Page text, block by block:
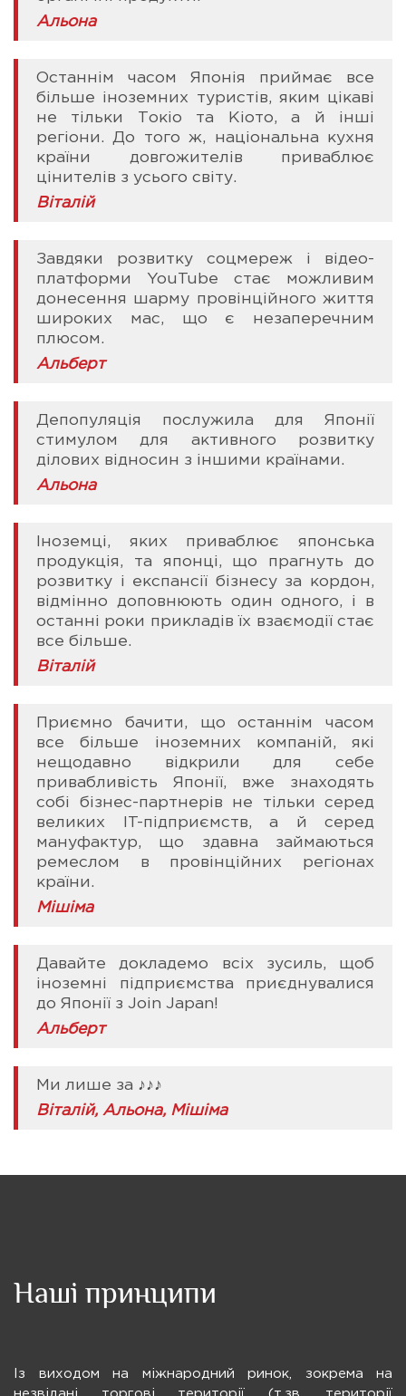
Альона
Останнім часом Японія приймає все
більше іноземних туристів, яким цікаві
не тільки Токіо та Кіото, а й інші
регіони. До того ж, національна кухня
країни довгожителів приваблює
цінителів з усього світу.
Віталій
Завдяки розвитку соцмереж і відео-
платформи YouTube стає можливим
донесення шарму провінційного життя
широких мас, що є незаперечним
плюсом.
Альберт
Депопуляція послужила для Японії
стимулом для активного розвитку
ділових відносин з іншими країнами.
Альона
Іноземці, яких приваблює японська
продукція, та японці, що прагнуть до
розвитку і експансії бізнесу за кордон,
відмінно доповнюють один одного, і в
останні роки прикладів їх взаємодії стає
все більше.
Віталій
Приємно бачити, що останнім часом
все більше іноземних компаній, які
нещодавно відкрили для себе
привабливість Японії, вже знаходять
собі бізнес-партнерів не тільки серед
великих IT-підприємств, а й серед
мануфактур, що здавна займаються
ремеслом в провінційних регіонах
країни.
Мішіма
Давайте докладемо всіх зусиль, щоб
іноземні підприємства приєднувалися
до Японії з Join Japan!
Альберт
Ми лише за ♪♪♪
Віталій, Альона, Мішіма
Наші принципи
Із виходом на міжнародний ринок, зокрема на